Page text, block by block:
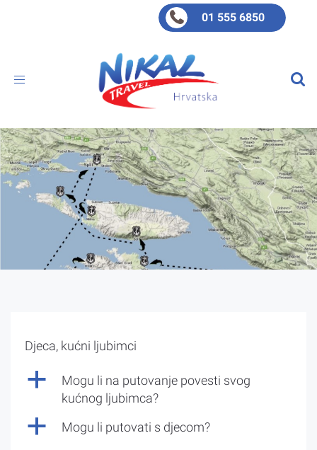
01 555 6850
Toggle
Djeca, kućni ljubimci
a
Mogu li na putovanje povesti svog
kućnog ljubimca?
a Mogu li putovati s djecom?